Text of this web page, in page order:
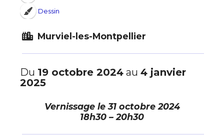
Dessin
Murviel-les-Montpellier
Du 19 octobre 2024 au 4 janvier
2025
Vernissage le31 octobre 2024
18h30 – 20h30